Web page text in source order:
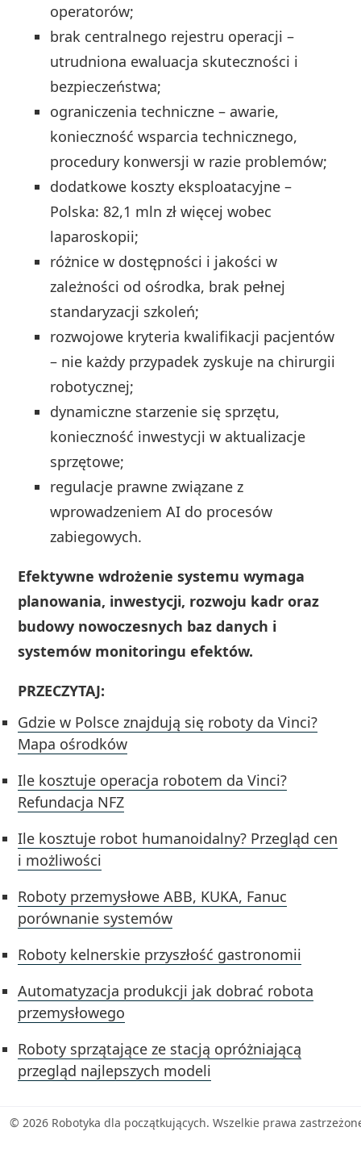
operatorów;
brak centralnego rejestru operacji –
utrudniona ewaluacja skuteczności i
bezpieczeństwa;
ograniczenia techniczne – awarie,
konieczność wsparcia technicznego,
procedury konwersji w razie problemów;
dodatkowe koszty eksploatacyjne –
Polska: 82,1 mln zł więcej wobec
laparoskopii;
różnice w dostępności i jakości w
zależności od ośrodka, brak pełnej
standaryzacji szkoleń;
rozwojowe kryteria kwalifikacji pacjentów
– nie każdy przypadek zyskuje na chirurgii
robotycznej;
dynamiczne starzenie się sprzętu,
konieczność inwestycji w aktualizacje
sprzętowe;
regulacje prawne związane z
wprowadzeniem AI do procesów
zabiegowych.
Efektywne wdrożenie systemu wymaga
planowania, inwestycji, rozwoju kadr oraz
budowy nowoczesnych baz danych i
systemów monitoringu efektów.
PRZECZYTAJ:
Gdzie w Polsce znajdują się roboty da Vinci?
Mapa ośrodków
Ile kosztuje operacja robotem da Vinci?
Refundacja NFZ
Ile kosztuje robot humanoidalny? Przegląd cen
i możliwości
Roboty przemysłowe ABB, KUKA, Fanuc
porównanie systemów
Roboty kelnerskie przyszłość gastronomii
Automatyzacja produkcji jak dobrać robota
przemysłowego
Roboty sprzątające ze stacją opróżniającą
przegląd najlepszych modeli
© 2026 Robotyka dla początkujących. Wszelkie prawa